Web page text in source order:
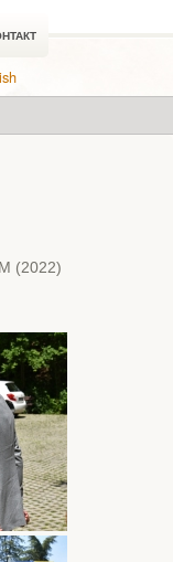
(2022)